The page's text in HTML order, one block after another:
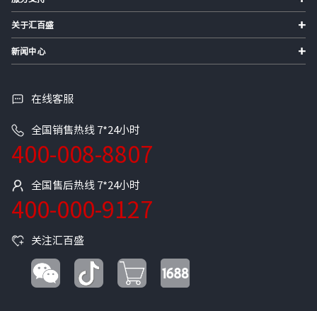
关于汇百盛 +
新闻中心 +
在线客服
全国销售热线 7*24小时
400-008-8807
全国售后热线 7*24小时
400-000-9127
关注汇百盛